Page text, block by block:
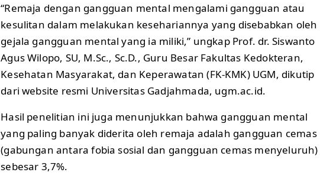
“Remaja dengan gangguan mental mengalami gangguan atau
kesulitan dalam melakukan kesehariannya yang disebabkan oleh
gejala gangguan mental yang ia miliki,” ungkap Prof. dr. Siswanto
Agus Wilopo, SU, M.Sc., Sc.D., Guru Besar Fakultas Kedokteran,
Kesehatan Masyarakat, dan Keperawatan (FK-KMK) UGM, dikutip
dari website resmi Universitas Gadjahmada, ugm.ac.id.
Hasil penelitian ini juga menunjukkan bahwa gangguan mental
yang paling banyak diderita oleh remaja adalah gangguan cemas
(gabungan antara fobia sosial dan gangguan cemas menyeluruh)
sebesar 3,7%.